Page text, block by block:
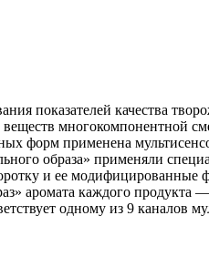
показателей качества
многокомпонентной
форм применена
образа» применяли
и ее модифицированные
аромата каждого продукта
одному из 9 каналов